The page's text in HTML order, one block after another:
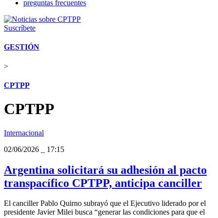
preguntas frecuentes
Suscríbete
GESTIÓN
>
CPTPP
CPTPP
Internacional
02/06/2026
17:15
Argentina solicitará su adhesión al pacto
transpacífico CPTPP, anticipa canciller
El canciller Pablo Quirno subrayó que el Ejecutivo liderado por el
presidente Javier Milei busca “generar las condiciones para que el